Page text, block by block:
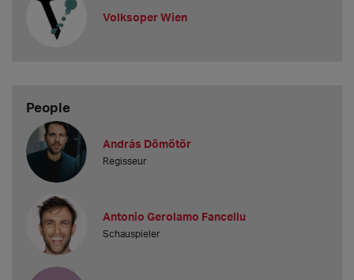
Volksoper Wien
People
András Dömötör
Regisseur
Antonio Gerolamo Fancellu
Schauspieler